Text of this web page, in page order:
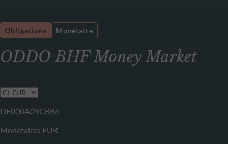
ODDO BHF Money Market
Obligations Monétaire
DE000A0YCBR6
Monétaires EUR